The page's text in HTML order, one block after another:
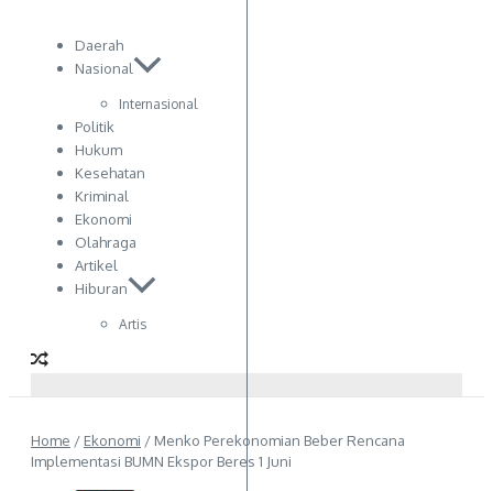
Daerah
Nasional
Internasional
Politik
Hukum
Kesehatan
Kriminal
Ekonomi
Olahraga
Artikel
Hiburan
Artis
Home / Ekonomi / Menko Perekonomian Beber Rencana
Implementasi BUMN Ekspor Beres 1 Juni